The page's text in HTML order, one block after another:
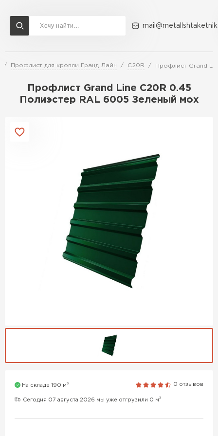
Профлист для кровли Гранд Лайн C20R Профлист Grand
Профлист Grand Line C20R 0.45
Полиэстер RAL 6005 Зеленый мох
На складе 190 м3 0 отзывов
Сегодня 07 августа 2026 мы уже отгрузили 0 м3
Доставка и оплата Акции О компании Контакты
Перейти в каталог